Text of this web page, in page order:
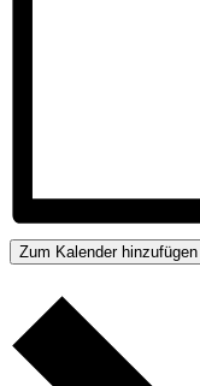
Zum Kalender hinzufügen